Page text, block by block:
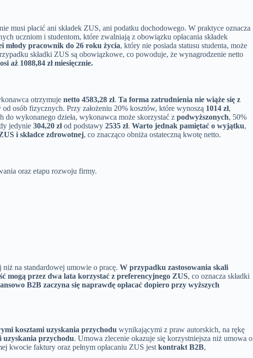
musi płacić ani składek ZUS, ani podatku dochodowego. W praktyce oznacza
uczniom i studentom, które zwalniają z obowiązku opłacania składek
młody pracownik do 26 roku życia, który nie posiada statusu studenta, może
składki ZUS są obowiązkowe, co powoduje, że wynagrodzenie netto
aż 1088,84 zł miesięcznie.
otrzymuje netto 4583,28 zł. Ta forma zatrudnienia nie wiąże się z
osób fizycznych. Przy założeniu 20% kosztów, które wynoszą 1014 zł,
do wykonanego dzieła, wykonawca może skorzystać z podwyższonych, 50%
jedynie 304,20 złod podstawy 2535 zł. Warto jednak pamiętać o wyjątku,
i składce zdrowotnej, co znacząco obniża ostateczną kwotę netto.
oraz etapu rozwoju firmy.
niż na standardowej umowie o pracę. W przypadku zastosowania skali
mogą przez dwa lata korzystać z preferencyjnego ZUS, co oznacza składki
B2B zaczyna się naprawdę opłacać dopiero przy wyższych
kosztami uzyskania przychodu wynikającymi z praw autorskich, na rękę
uzyskania przychodu. Umowa zlecenie okazuje się korzystniejsza niż umowa o
kwocie faktury oraz pełnym opłacaniu ZUS jest kontrakt B2B,